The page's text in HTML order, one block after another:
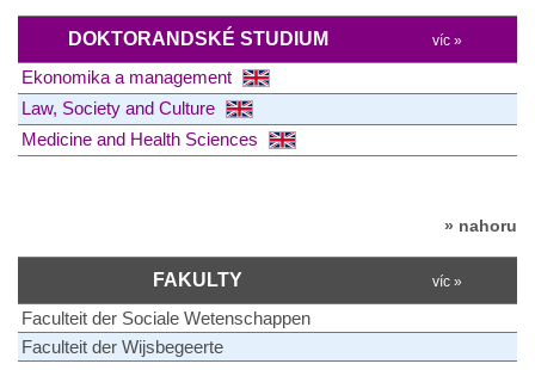
DOKTORANDSKÉ STUDIUM víc »
Ekonomika a management
Law, Society and Culture
Medicine and Health Sciences
» nahoru
FAKULTY víc »
Faculteit der Sociale Wetenschappen
Faculteit der Wijsbegeerte